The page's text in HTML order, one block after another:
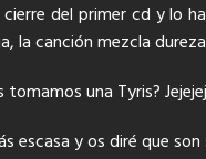
del primer cd y lo
la canción mezcla
tomamos una Tyris?
escasa y os diré que